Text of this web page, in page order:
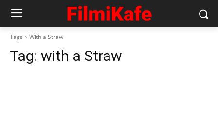
Tags With a Straw
Tag: with a Straw